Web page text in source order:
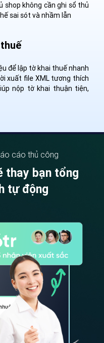
shop không cần ghi sổ thủ
sai sót và nhầm lẫn
để lập tờ khai thuế nhanh
xuất file XML tương thích
nộp tờ khai thuận tiện,
cáo thủ công
thay bạn tổng
tự động